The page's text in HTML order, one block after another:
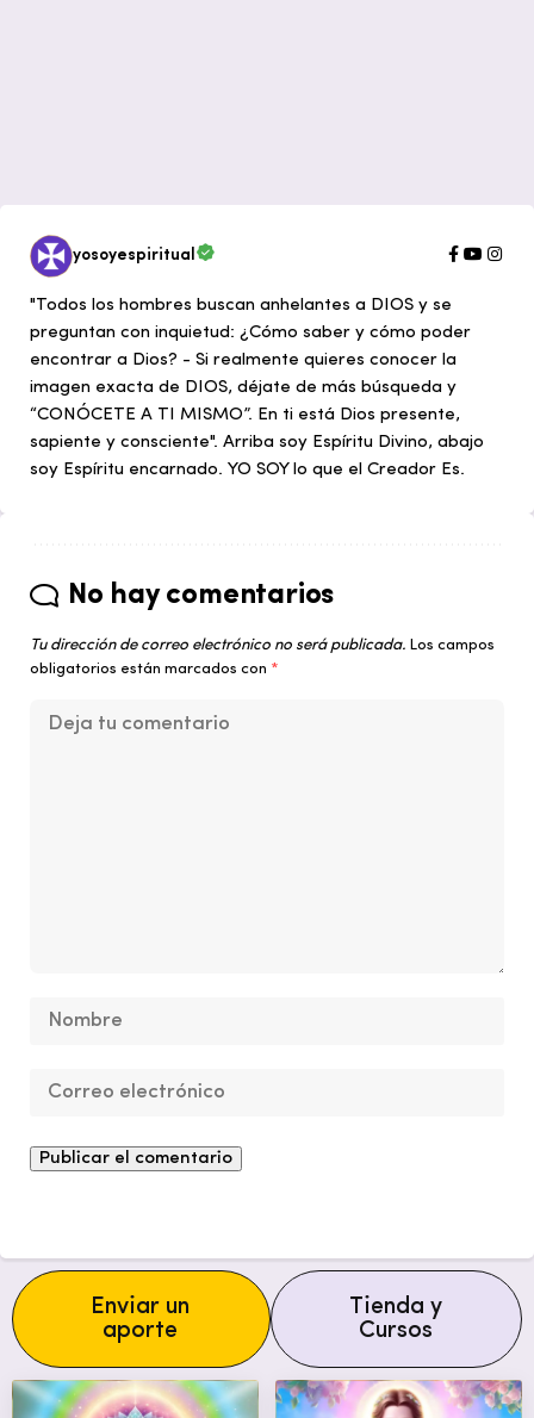
yosoyespiritual
"Todos los hombres buscan anhelantes a DIOS y se
preguntan con inquietud: ¿Cómo saber y cómo poder
encontrar a Dios? - Si realmente quieres conocer la
imagen exacta de DIOS, déjate de más búsqueda y
“CONÓCETE A TI MISMO”. En ti está Dios presente,
sapiente y consciente". Arriba soy Espíritu Divino, abajo
soy Espíritu encarnado. YO SOY lo que el Creador Es.
No hay comentarios
Tu dirección de correo electrónico no será publicada. Los campos
obligatorios están marcados con *
Enviar un
aporte
Tienda y
Cursos